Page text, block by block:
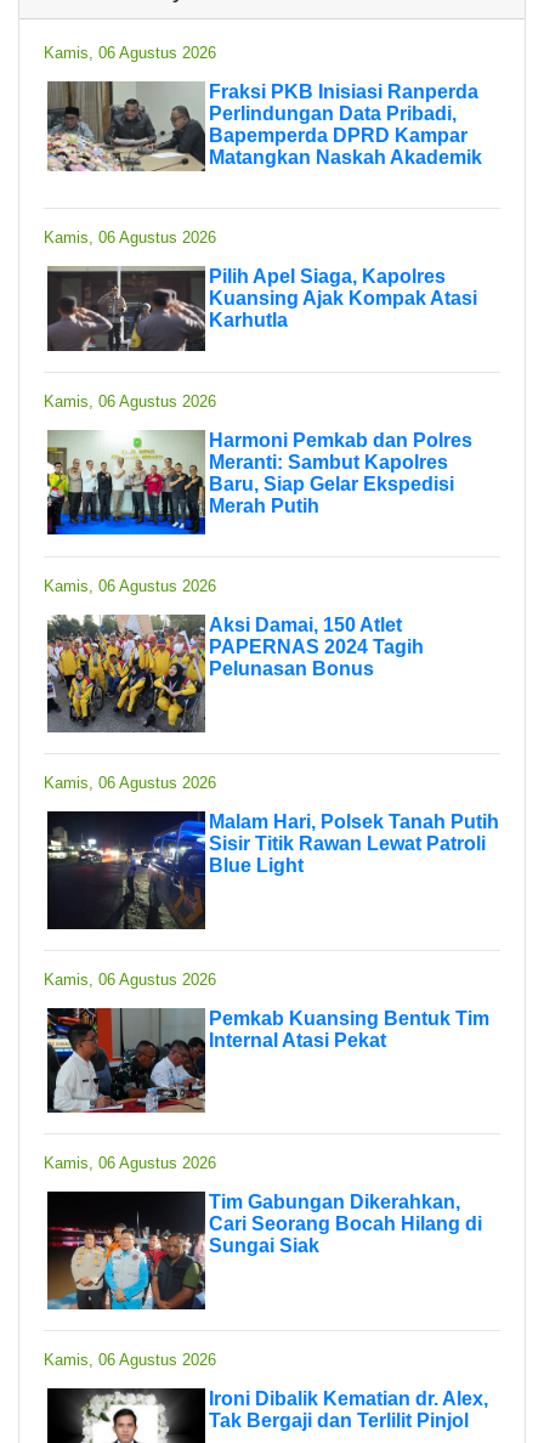
Kamis, 06 Agustus 2026
Fraksi PKB Inisiasi Ranperda
Perlindungan Data Pribadi,
Bapemperda DPRD Kampar
Matangkan Naskah Akademik
Kamis, 06 Agustus 2026
Pilih Apel Siaga, Kapolres
Kuansing Ajak Kompak Atasi
Karhutla
Kamis, 06 Agustus 2026
Harmoni Pemkab dan Polres
Meranti: Sambut Kapolres
Baru, Siap Gelar Ekspedisi
Merah Putih
Kamis, 06 Agustus 2026
Aksi Damai, 150 Atlet
PAPERNAS 2024 Tagih
Pelunasan Bonus
Kamis, 06 Agustus 2026
Malam Hari, Polsek Tanah Putih
Sisir Titik Rawan Lewat Patroli
Blue Light
Kamis, 06 Agustus 2026
Pemkab Kuansing Bentuk Tim
Internal Atasi Pekat
Kamis, 06 Agustus 2026
Tim Gabungan Dikerahkan,
Cari Seorang Bocah Hilang di
Sungai Siak
Kamis, 06 Agustus 2026
Ironi Dibalik Kematian dr. Alex,
Tak Bergaji dan Terlilit Pinjol